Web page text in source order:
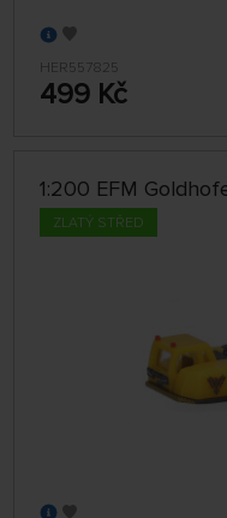
HER557825
499 Kč
1:200 EFM
ZLATÝ STŘED